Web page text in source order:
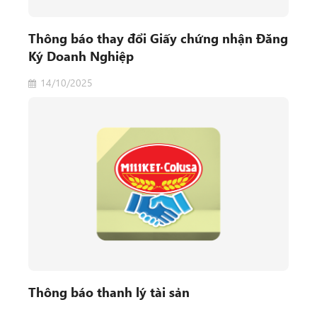
Thông báo thay đổi Giấy chứng nhận Đăng
Ký Doanh Nghiệp
14/10/2025
Thông báo thanh lý tài sản